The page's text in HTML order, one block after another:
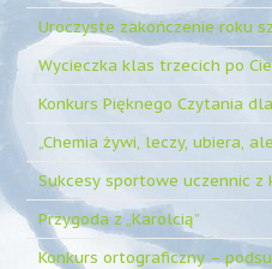
Uroczyste zakończenie roku
Wycieczka klas trzecich po
Konkurs Pięknego Czytania
„Chemia żywi, leczy, ubiera,
Sukcesy sportowe uczennic z
Przygoda z „Karolcią”
Konkurs ortograficzny –